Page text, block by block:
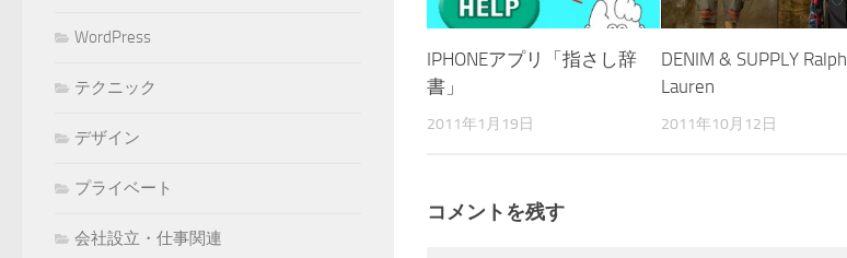
IPHONEアプリ「指さし辞
書」
2011年1月19日
DENIM & SUPPLY Ralph
Lauren
2011年10月12日
コメントを残す
WordPress
テクニック
デザイン
プライベート
会社設立・仕事関連